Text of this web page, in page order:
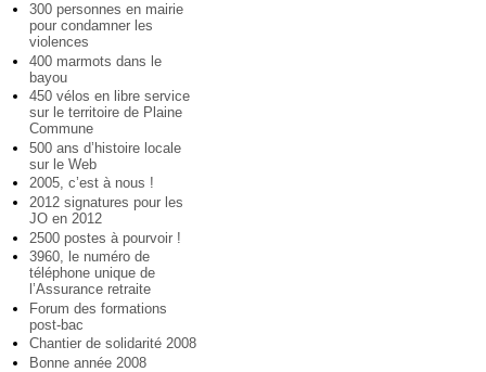
300 personnes en mairie
pour condamner les
violences
400 marmots dans le
bayou
450 vélos en libre service
sur le territoire de Plaine
Commune
500 ans d’histoire locale
sur le Web
2005, c’est à nous !
2012 signatures pour les
JO en 2012
2500 postes à pourvoir !
3960, le numéro de
téléphone unique de
l’Assurance retraite
Forum des formations
post-bac
Chantier de solidarité 2008
Bonne année 2008